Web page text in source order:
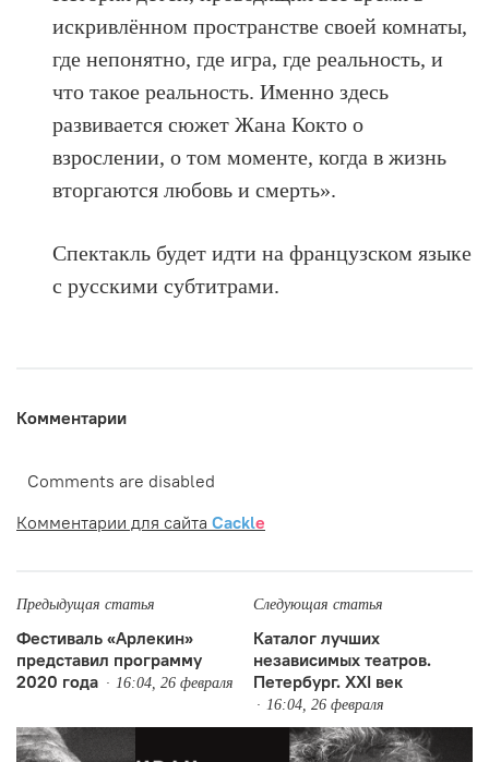
искривлённом пространстве своей комнаты,
где непонятно, где игра, где реальность, и
что такое реальность. Именно здесь
развивается сюжет Жана Кокто о
взрослении, о том моменте, когда в жизнь
вторгаются любовь и смерть».
Спектакль будет идти на французском языке
с русскими субтитрами.
Комментарии
Comments are disabled
Комментарии для сайта Cackle
Предыдущая статья
Фестиваль «Арлекин»
представил программу
2020 года
16:04, 26 февраля
Следующая статья
Каталог лучших
независимых театров.
Петербург. XXI век
16:04, 26 февраля